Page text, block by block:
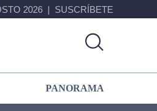
2026 SUSCRÍBETE
PANORAMA